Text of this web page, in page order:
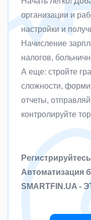
организации и
настройки и
Начисление
налогов,
А еще: стройте
сложности,
отчеты,
контролируйте
Автоматизация
SMARTFIN.UA -